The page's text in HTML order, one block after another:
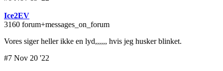
Ice2EV
3160 forum+messages_on_forum
Vores siger heller ikke en lyd,,,,,, hvis jeg husker blinket.
#7 Nov 20 '22